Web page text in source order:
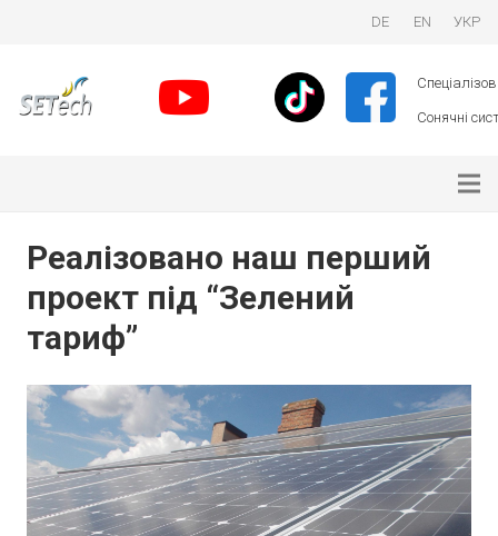
DE EN УКР
Сонячні
Реалізовано наш перший
проект під “Зелений
тариф”